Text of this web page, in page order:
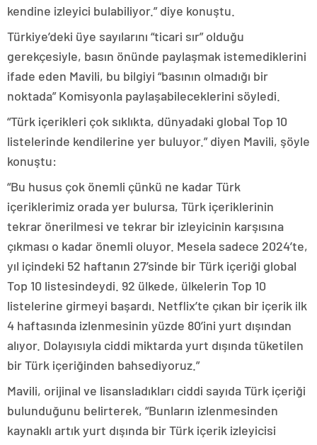
kendine izleyici bulabiliyor.” diye konuştu.
Türkiye’deki üye sayılarını “ticari sır” olduğu
gerekçesiyle, basın önünde paylaşmak istemediklerini
ifade eden Mavili, bu bilgiyi “basının olmadığı bir
noktada” Komisyonla paylaşabileceklerini söyledi.
“Türk içerikleri çok sıklıkta, dünyadaki global Top 10
listelerinde kendilerine yer buluyor.” diyen Mavili, şöyle
konuştu:
“Bu husus çok önemli çünkü ne kadar Türk
içeriklerimiz orada yer bulursa, Türk içeriklerinin
tekrar önerilmesi ve tekrar bir izleyicinin karşısına
çıkması o kadar önemli oluyor. Mesela sadece 2024’te,
yıl içindeki 52 haftanın 27’sinde bir Türk içeriği global
Top 10 listesindeydi. 92 ülkede, ülkelerin Top 10
listelerine girmeyi başardı. Netflix’te çıkan bir içerik ilk
4 haftasında izlenmesinin yüzde 80’ini yurt dışından
alıyor. Dolayısıyla ciddi miktarda yurt dışında tüketilen
bir Türk içeriğinden bahsediyoruz.”
Mavili, orijinal ve lisansladıkları ciddi sayıda Türk içeriği
bulunduğunu belirterek, “Bunların izlenmesinden
kaynaklı artık yurt dışında bir Türk içerik izleyicisi